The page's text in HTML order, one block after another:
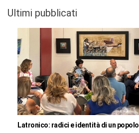
Ultimi pubblicati
Latronico: radici e identità di un popolo